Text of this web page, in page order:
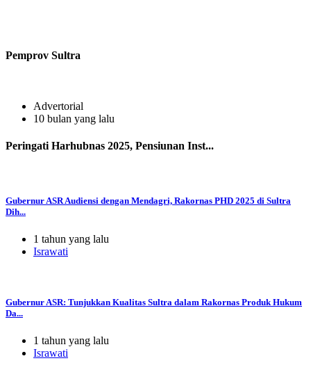
Pemprov Sultra
Advertorial
10 bulan yang lalu
Peringati Harhubnas 2025, Pensiunan Inst...
Gubernur ASR Audiensi dengan Mendagri, Rakornas PHD 2025 di Sultra
Dih...
1 tahun yang lalu
Israwati
Gubernur ASR: Tunjukkan Kualitas Sultra dalam Rakornas Produk Hukum
Da...
1 tahun yang lalu
Israwati